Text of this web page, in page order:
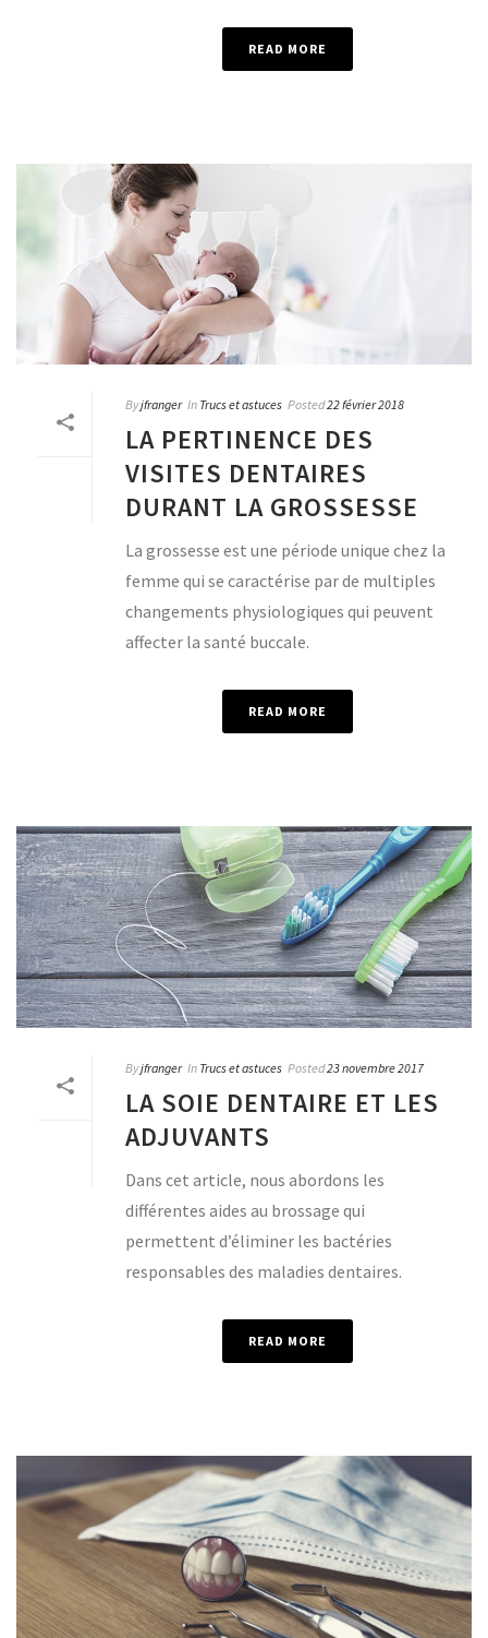
READ MORE
Byjfranger In Trucs et astuces Posted22 février 2018
LA PERTINENCE DES
VISITES DENTAIRES
DURANT LA GROSSESSE
La grossesse est une période unique chez la
femme qui se caractérise par de multiples
changements physiologiques qui peuvent
affecter la santé buccale.
READ MORE
Byjfranger In Trucs et astuces Posted23 novembre 2017
LA SOIE DENTAIRE ET LES
ADJUVANTS
Dans cet article, nous abordons les
différentes aides au brossage qui
permettent d’éliminer les bactéries
responsables des maladies dentaires.
READ MORE